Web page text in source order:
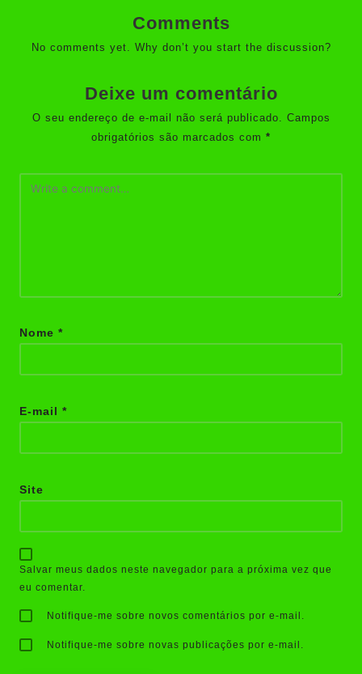
Comments
No comments yet. Why don’t you start the discussion?
Deixe um comentário
O seu endereço de e-mail não será publicado. Campos
obrigatórios são marcados com *
Nome *
E-mail *
Site
Salvar meus dados neste navegador para a próxima vez que
eu comentar.
Notifique-me sobre novos comentários por e-mail.
Notifique-me sobre novas publicações por e-mail.